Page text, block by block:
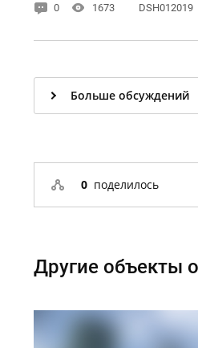
0 1673 DSH012019
Больше обсуждений
0 поделилось
Другие объекты